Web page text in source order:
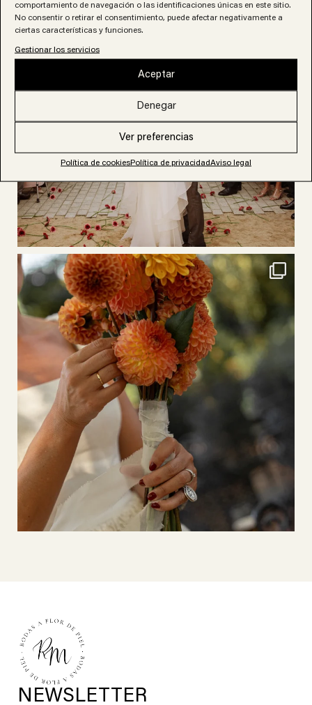
comportamiento de navegación o las identificaciones únicas en este sitio.
No consentir o retirar el consentimiento, puede afectar negativamente a
ciertas características y funciones.
Gestionar los servicios
Aceptar
Denegar
Ver preferencias
Política de cookiesPolítica de privacidadAviso legal
NEWSLETTER